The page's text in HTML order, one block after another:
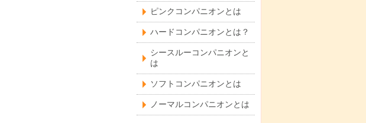
ピンクコンパニオンとは
ハードコンパニオンとは？
シースルーコンパニオンと
は
ソフトコンパニオンとは
ノーマルコンパニオンとは